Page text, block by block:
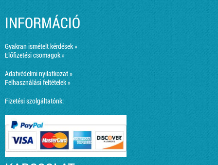
INFORMÁCIÓ
Gyakran ismételt kérdések »
Előfizetési csomagok »
Adatvédelmi nyilatkozat »
Felhasználási feltételek »
Fizetési szolgáltatónk: